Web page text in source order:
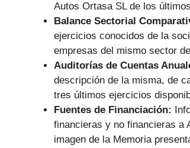
Autos Ortasa SL de los
Balance Sectorial
ejercicios conocidos de la
empresas del mismo sector
Auditorías de Cuentas
descripción de la misma, de
tres últimos ejercicios
Fuentes de Financiación:
financieras y no financieras a
imagen de la Memoria